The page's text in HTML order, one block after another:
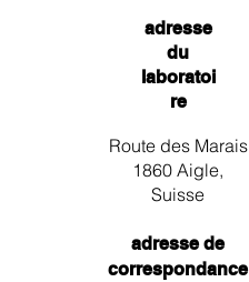
adresse
du
laboratoi
re
Route des Marais
1860 Aigle,
Suisse
adresse de
correspondance